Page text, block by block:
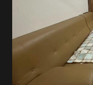
2026 台北降價好屋限量釋
2026 台中降價好屋限量釋
2026 高雄降價好屋限量釋